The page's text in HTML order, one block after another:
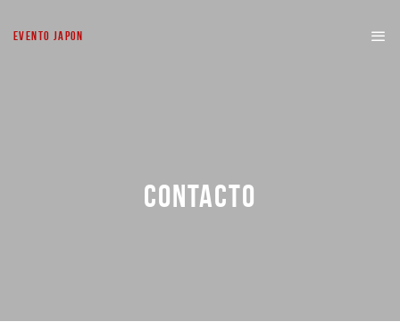
EVENTO JAPON
CONTACTO